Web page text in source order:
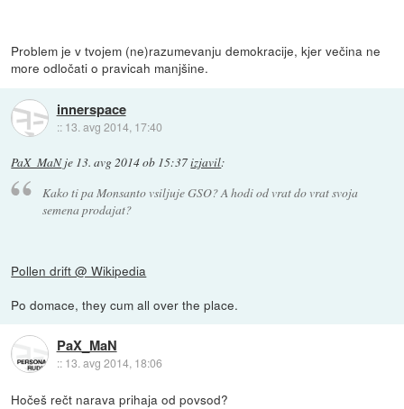
Problem je v tvojem (ne)razumevanju demokracije, kjer večina ne
more odločati o pravicah manjšine.
innerspace
:: 13. avg 2014, 17:40
PaX_MaNje 13. avg 2014 ob 15:37izjavil:
Kako ti pa Monsanto vsiljuje GSO? A hodi od vrat do vrat svoja
semena prodajat?
Pollen drift @ Wikipedia
Po domace, they cum all over the place.
PaX_MaN
:: 13. avg 2014, 18:06
Hočeš rečt narava prihaja od povsod?